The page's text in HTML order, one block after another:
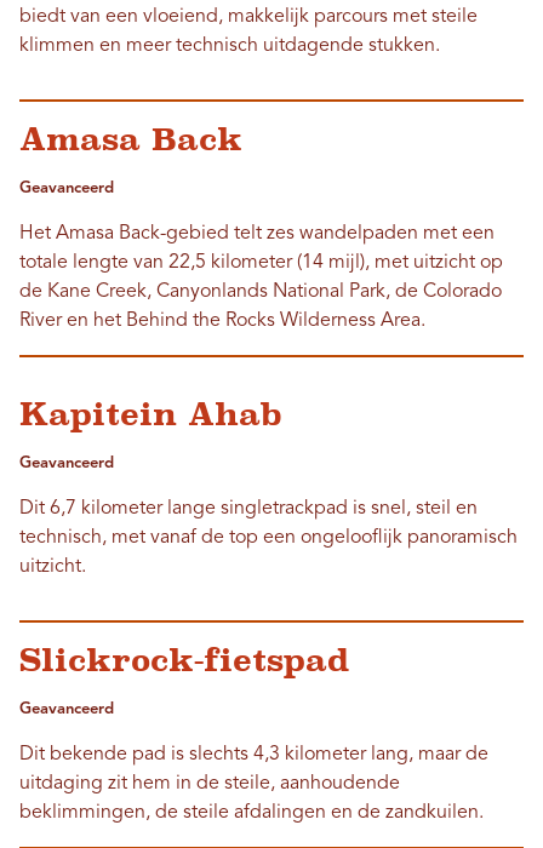
biedt van een vloeiend, makkelijk parcours met steile
klimmen en meer technisch uitdagende stukken.
Amasa Back
Geavanceerd
Het Amasa Back-gebied telt zes wandelpaden met een
totale lengte van 22,5 kilometer (14 mijl), met uitzicht op
de Kane Creek, Canyonlands National Park, de Colorado
River en het Behind the Rocks Wilderness Area.
Kapitein Ahab
Geavanceerd
Dit 6,7 kilometer lange singletrackpad is snel, steil en
technisch, met vanaf de top een ongelooflijk panoramisch
uitzicht.
Slickrock-fietspad
Geavanceerd
Dit bekende pad is slechts 4,3 kilometer lang, maar de
uitdaging zit hem in de steile, aanhoudende
beklimmingen, de steile afdalingen en de zandkuilen.